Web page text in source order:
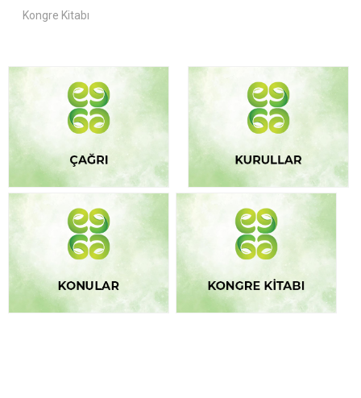
Kongre Kitabı